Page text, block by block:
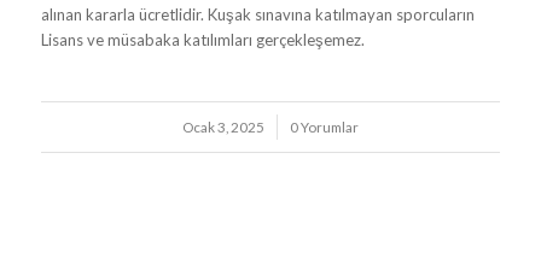
alınan kararla ücretlidir. Kuşak sınavına katılmayan sporcuların
Lisans ve müsabaka katılımları gerçekleşemez.
Ocak 3, 2025
/ 0 Yorumlar